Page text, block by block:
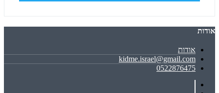
אודות
אודות
kidme.israel@gmail.com
0522876475